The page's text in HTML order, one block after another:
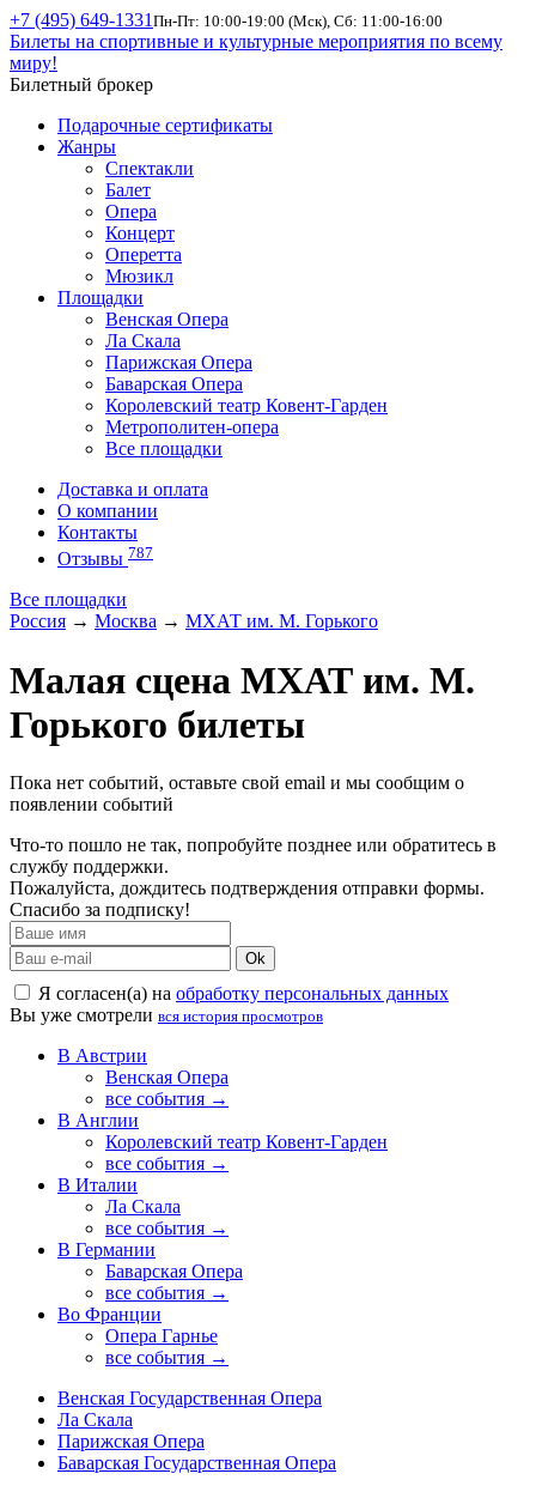
+7 (495) 649-1331 Пн-Пт: 10:00-19:00 (Мск), Сб: 11:00-16:00
Билеты на спортивные и культурные мероприятия по всему
миру!
Билетный брокер
Подарочные сертификаты
Жанры
Спектакли
Балет
Опера
Концерт
Оперетта
Мюзикл
Площадки
Венская Опера
Ла Скала
Парижская Опера
Баварская Опера
Королевский театр Ковент-Гарден
Метрополитен-опера
Все площадки
Доставка и оплата
О компании
Контакты
Отзывы 787
Все площадки
Россия → Москва → МХАТ им. М. Горького
Малая сцена МХАТ им. М.
Горького билеты
Пока нет событий, оставьте свой email и мы сообщим о
появлении событий
Что-то пошло не так, попробуйте позднее или обратитесь в
службу поддержки.
Пожалуйста, дождитесь подтверждения отправки формы.
Спасибо за подписку!
Ok
Я согласен(а) на обработку персональных данных
Вы уже смотрели вся история просмотров
В Австрии
Венская Опера
все события →
В Англии
Королевский театр Ковент-Гарден
все события →
В Италии
Ла Скала
все события →
В Германии
Баварская Опера
все события →
Во Франции
Опера Гарнье
все события →
Венская Государственная Опера
Ла Скала
Парижская Опера
Баварская Государственная Опера